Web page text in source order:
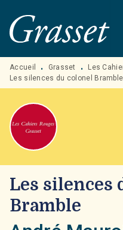
MENU RECHERCHE
PIED DE PAGE
Accueil • Grasset • Les
Les silences du colonel Bramble
Les silences
Bramble